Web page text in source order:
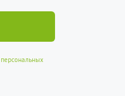
персональных